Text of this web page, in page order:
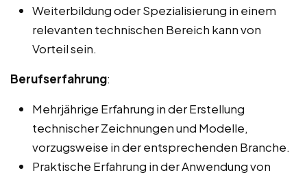
Weiterbildung oder Spezialisierung in einem
relevanten technischen Bereich kann von
Vorteil sein.
Berufserfahrung:
Mehrjährige Erfahrung in der Erstellung
technischer Zeichnungen und Modelle,
vorzugsweise in der entsprechenden Branche.
Praktische Erfahrung in der Anwendung von